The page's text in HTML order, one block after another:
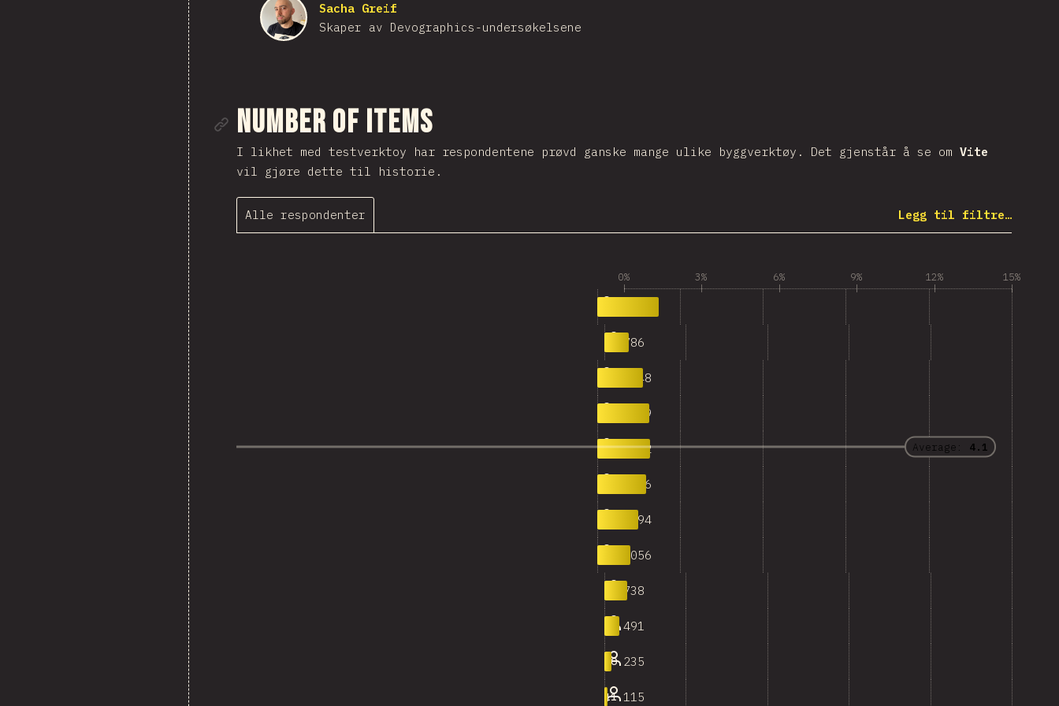
Sacha Greif
Skaper av Devographics-undersøkelsene
Link til del
Number of Items
I likhet med testverktoy har respondentene prøvd ganske mange ulike byggverktøy. Det gjenstår å se om Vite
vil gjøre dette til historie.
Alle respondenter Legg til filtre…
0% 3% 6% 9% 12% 15%
Average: 4.1
786
1,448
1,639
4 1,662
1,536
1,294
1,056
738
491
10 235
11 115